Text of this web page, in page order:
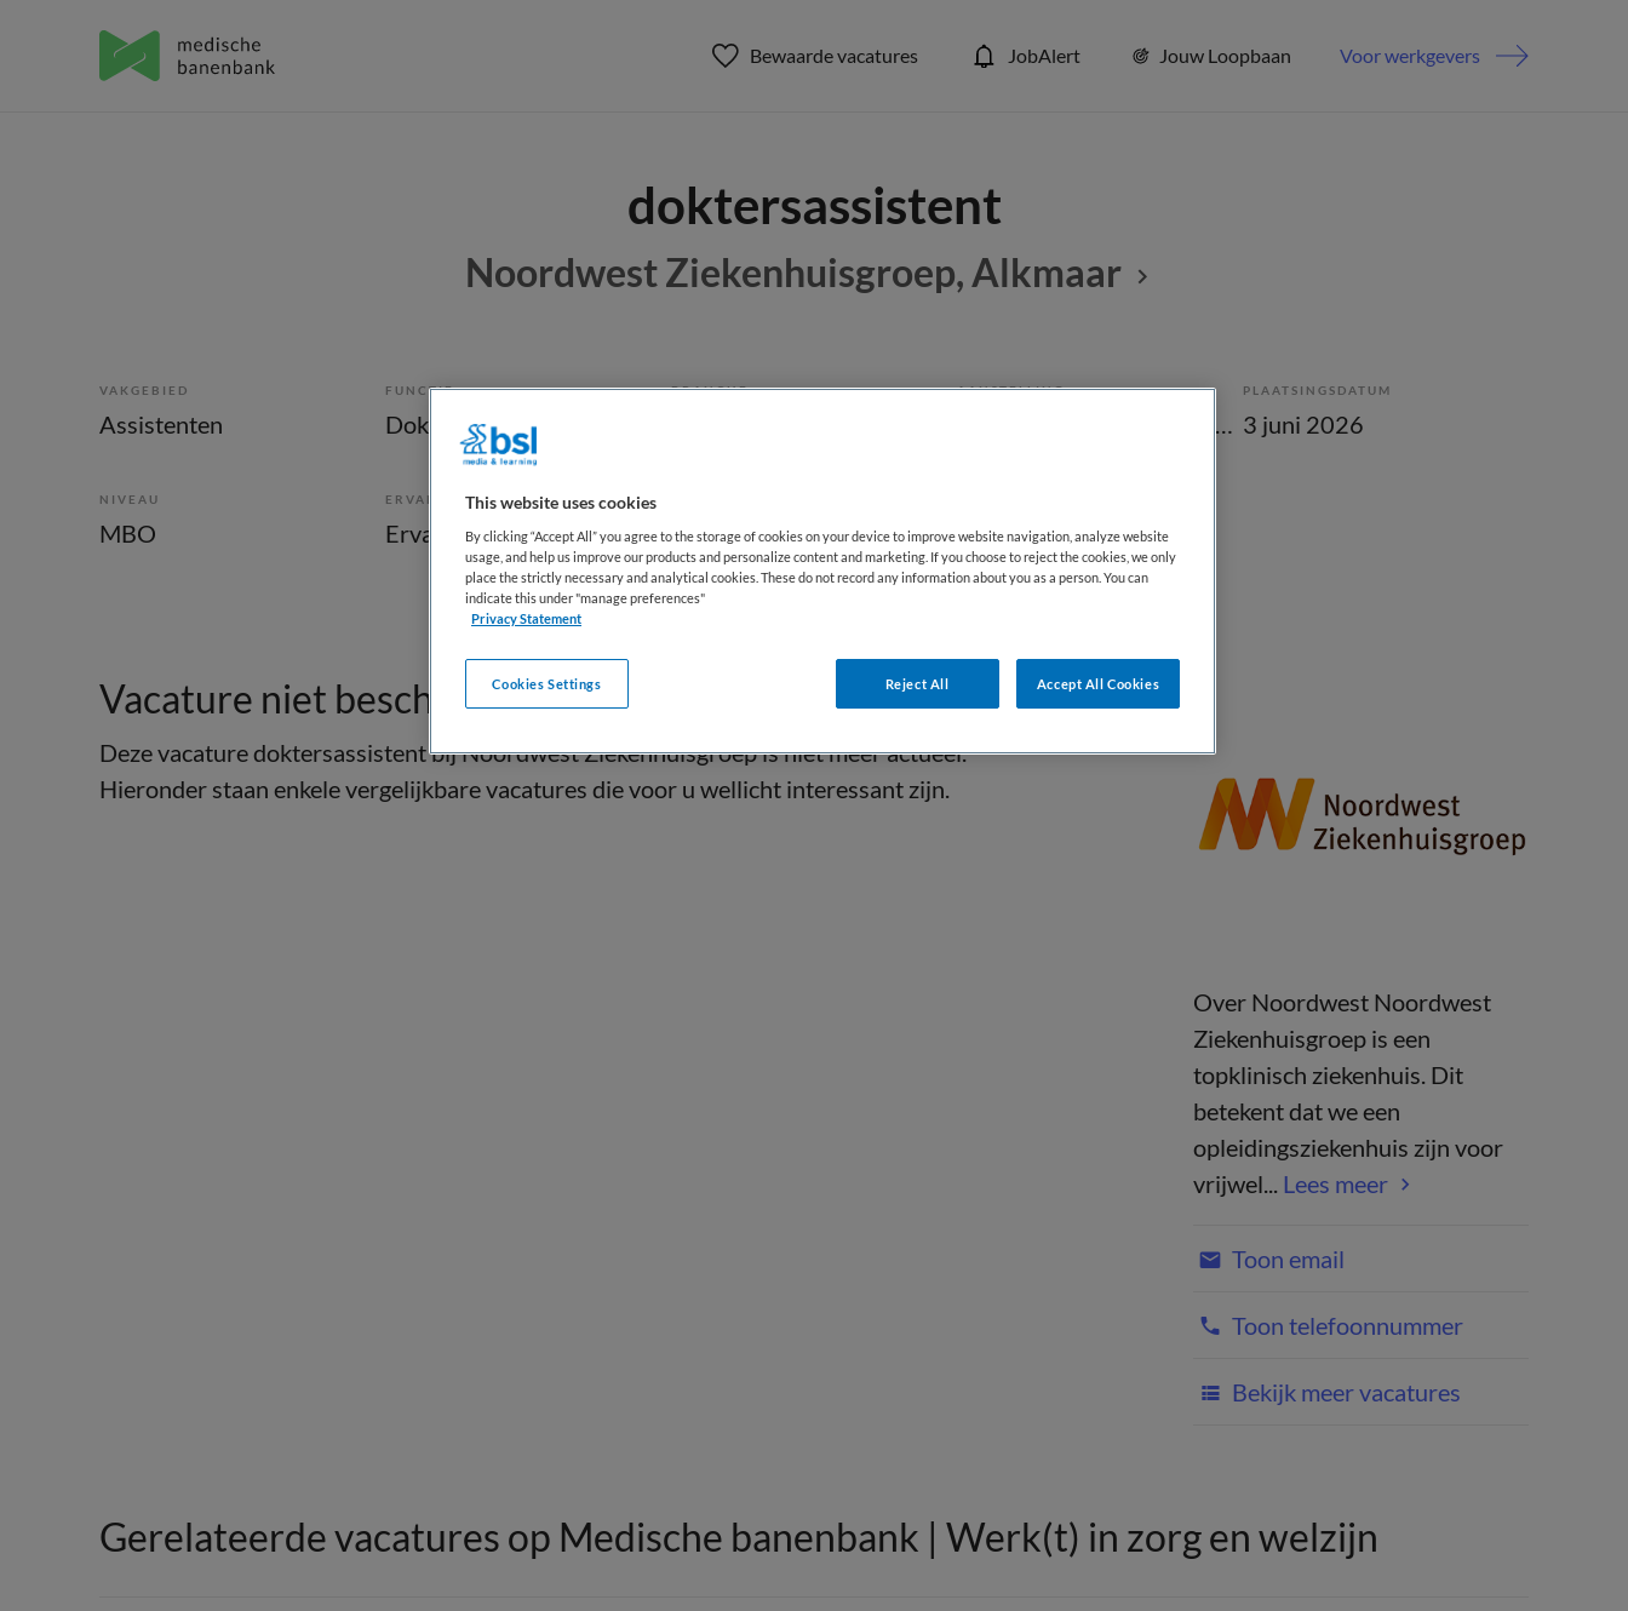
Bewaarde vacatures JobAlert Jouw Loopbaan Voor werkgevers
doktersassistent
Noordwest Ziekenhuisgroep, Alkmaar
VAKGEBIED
Assistenten
FUNCTIE
Doktersassistent
BRANCHE AANSTELLING
Tijdelijk met uitzicht op vast
PLAATSINGSDATUM
3 juni 2026
NIVEAU
MBO
ERVARING
Ervaren Fulltime
Vacature niet beschikbaar
Deze vacature doktersassistent bij Noordwest Ziekenhuisgroep is niet meer actueel.
Hieronder staan enkele vergelijkbare vacatures die voor u wellicht interessant zijn.
Over Noordwest Noordwest
Ziekenhuisgroep is een
topklinisch ziekenhuis. Dit
betekent dat we een
opleidingsziekenhuis zijn voor
vrijwel... Lees meer
Toon email
Toon telefoonnummer
Bekijk meer vacatures
Gerelateerde vacatures op Medische banenbank | Werk(t) in zorg en welzijn
This website uses cookies
By clicking “Accept All” you agree to the storage of cookies on your device to improve website navigation, analyze website
usage, and help us improve our products and personalize content and marketing. If you choose to reject the cookies, we only
place the strictly necessary and analytical cookies. These do not record any information about you as a person. You can
indicate this under "manage preferences"
Privacy Statement
Reject All Accept All Cookies
Cookies Settings